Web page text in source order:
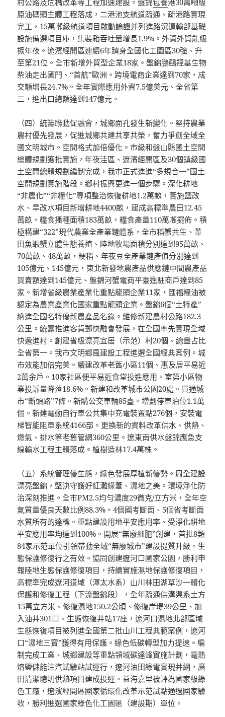
村公路及危橋改革等工程加速建設。盤錦包養港30萬噸級
原油碼頭主體工程落成，二港池支航道疏通、疏港路實現
完工，15萬噸級航道項目啟動論證并列進路況運輸部基礎
設施備選項目庫，集裝箱吞吐量增長1.9%。外資外貿能級
擴年夜。遼濱經開區連續6年躋身全國化工園區30強、升
至第21位。全市新增外貿型企業18家。盤錦鵬鷂羥基生物
柴油走出國門、“首航”歐洲。跨境電商企業達到70家，成
交額增長24.7%。全年實際應用外資7.5億美元、全省第
二，進出口總額達到147億元。
（四）統籌聯動促融會，城鄉面孔發生新變化。堅持農業
農村優先發展，促進城鄉共建共享共榮，奮力爭創全域全
國文明城市。空間格式加倍優化。市級和盤山縣國土空間
總體規劃獲批實施，年夜洼區、遼濱經開區及30個鎮級國
土空間總體規劃編制完成，我市正式進進“多規合一”國土
空間規劃實施階段。鄉村振興更進一個步驟。深化耕地
“非農化”“非糧化”專項整治恢復耕地1.2萬畝，實施鹽改
水、旱改水項目新增耕地4400畝，建成高標準農田12.45
萬畝，糧食播種面積183萬畝，糧食產量110萬噸擺佈。積
極構建“322”現代農業全產業鏈體系，全市稻蟹共生、葦
田魚蝦蟹立體生態養殖、陸地牧場面積分別達到95萬畝、
70萬畝、48萬畝，粳稻、年夜豆全產業鏈產值分別達到
105億元、145億元，東北新發地農產品供應鏈中間農產品
買賣額達到145億元、盤錦河蟹電商平臺進駐商戶達到85
家。新增省級農業產業化重點龍頭企業11家，匯福糧油被
認定為農業產業化國家重點龍頭企業。盤錦6個“土特產”
納進全國名特優新農產品名錄。維修新建農村公路182.3
公里。統籌推進客貨郵快融會發展，在全國率先實現全域
快遞進村。創建省級漂亮宜居（示范）村20個、總量占比
全省第一。我市文明鄉風建設工程進選全國經典案例。城
市效能加倍完美。續建改革老舊小區11個、惠及居平易近
2萬余戶。10家社區便平易近食堂投進應用。室第小區物
業投訴量降落18.6%。新建和改革城市公園20處。買通城
市“斷頭路”7條。新購公交車輛85臺。增劃停車泊位1.1萬
個。新建電動自行車公共集中充電裝置點276個，安裝電
梯智能阻車系統4166部。更換新的資料改革供水、供熱、
燃氣、排水等老舊管網360公里。遼東南供水盤錦應急支
線輸水工程主體落成。植樹造林17.4萬株。
（五）系統管理優生態，綠色發展厚植新優勢。周全建設
漂亮盤錦，堅決守護好紅灘綠葦、濕地之美。環境淨化防
治深刻推進。全市PM2.5均勻濃度29微克/立方米，全年空
氣質量優良天數比例88.3%。4個國考斷面、5個省考斷面
水質所有的達標。重點建設用地平安應用率、受淨化耕地
平安應用率均達到100%。開展“無廢細胞”創建，首批8類
84家示范單位引領帶動全域“無廢城市”建設提質升級。生
態保護修復行之有效。協同創建遼河口國家公園，勝利申
報陸地生態保護修復項目，持續實施濕地保護修復項目，
高標準完成遼河道域（渾太水系）山川林田湖草沙一體化
保護和修復工程（下流盤錦段），全年疏通供溝渠系土方
15萬立方米、修復濕地150.2公頃、修復岸堤39公里、加
入油井301口、生態恢復井站17座，遼河口濕地北部區域
生態恢復項目被列進全國第二批山川工程典範案例，遼河
口“濕地三寶”獲得有用保護。綠色低碳轉型加力提速。編
制完成工業、城鄉建設等重點領域碳達峰實施計劃，電熱
熔鹽儲能注汽試驗站試運行，遼河油田綠電實現并網，廣
田清潔聰明供熱項目建成投運。益海嘉里被評為國家級綠
色工廠，遼濱經開區國家循環化改革示范試點通過國家驗
收，勝利進選國家綠色化工園區（建設期）單位。